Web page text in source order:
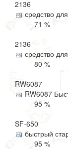
2136
средство
71 %
2136
средство
80 %
RW6087
RW6087
95 %
SF-650
быстрый
95 %